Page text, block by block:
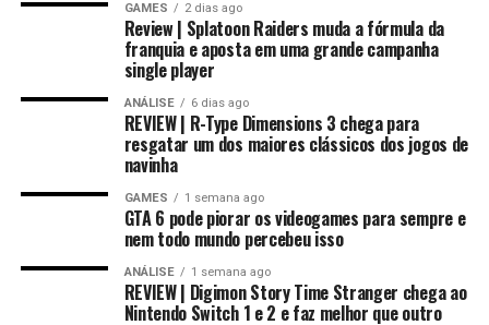
Essa mudança também pode representar um passo
importante para o futuro da franquia. Durante muitos
anos, Splatoon foi visto principalmente como um jogo
competitivo, mas Splatoon Raiders mostra que existe
espaço para expandir esse universo com uma campanha
mais ambiciosa e cheia de conteúdo. Caso a recepção dos
jogadores seja positiva, é bem possível que a Nintendo
continue investindo nesse formato e transforme o modo
história em um dos pilares da série daqui para frente.
Na prática, um Digimon pode voltar para sua forma
inicial, mantendo um potencial muito maior. Conforme
você repete esse processo, desbloqueia novas linhas
evolutivas e aumenta bastante os atributos, permitindo
alcançar formas como Campeão, Ultimate e Mega com
estatísticas cada vez melhores.
É um sistema profundo que recompensa quem gosta de
montar equipes fortes e experimentar diferentes
árvores evolutivas.
GAMES 2 dias ago
Review | Splatoon Raiders muda a fórmula da
franquia e aposta em uma grande campanha
single player
ANÁLISE 6 dias ago
REVIEW | R-Type Dimensions 3 chega para
resgatar um dos maiores clássicos dos jogos de
navinha
GAMES 1 semana ago
GTA 6 pode piorar os videogames para sempre e
nem todo mundo percebeu isso
ANÁLISE 1 semana ago
REVIEW | Digimon Story Time Stranger chega ao
Nintendo Switch 1 e 2 e faz melhor que outro